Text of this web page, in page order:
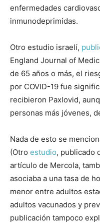
enfermedades
inmunodeprimidas.
Otro estudio israelí,
England Journal of
de 65 años o más, el
por COVID-19 fue
recibieron Paxlovid,
personas más jóvenes,
Nada de esto se
(Otro estudio, publicado
artículo de Mercola,
asociaba a una tasa de
menor entre adultos
adultos vacunados y
publicación tampoco